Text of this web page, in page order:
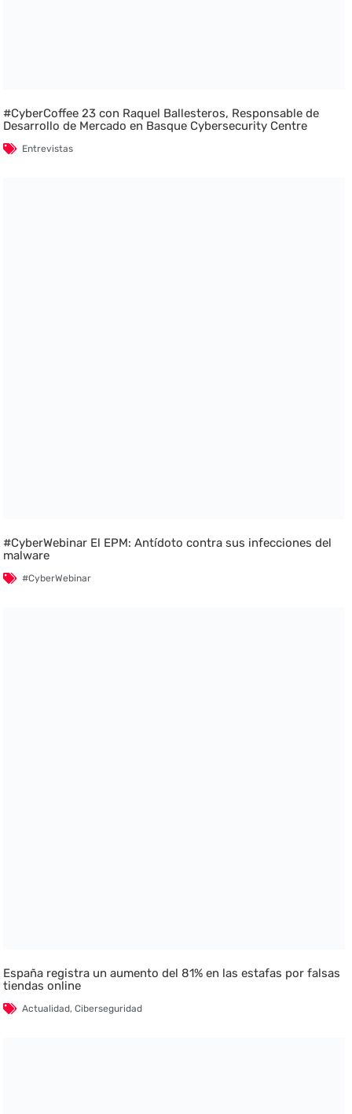
#CyberCoffee 23 con Raquel Ballesteros, Responsable de
Desarrollo de Mercado en Basque Cybersecurity Centre
Entrevistas
#CyberWebinar El EPM: Antídoto contra sus infecciones del
malware
#CyberWebinar
España registra un aumento del 81% en las estafas por falsas
tiendas online
Actualidad,Ciberseguridad